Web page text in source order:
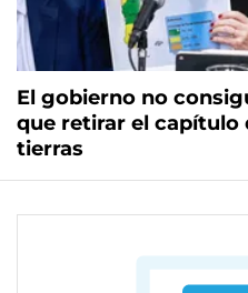
El gobierno no
que retirar el capítulo
tierras